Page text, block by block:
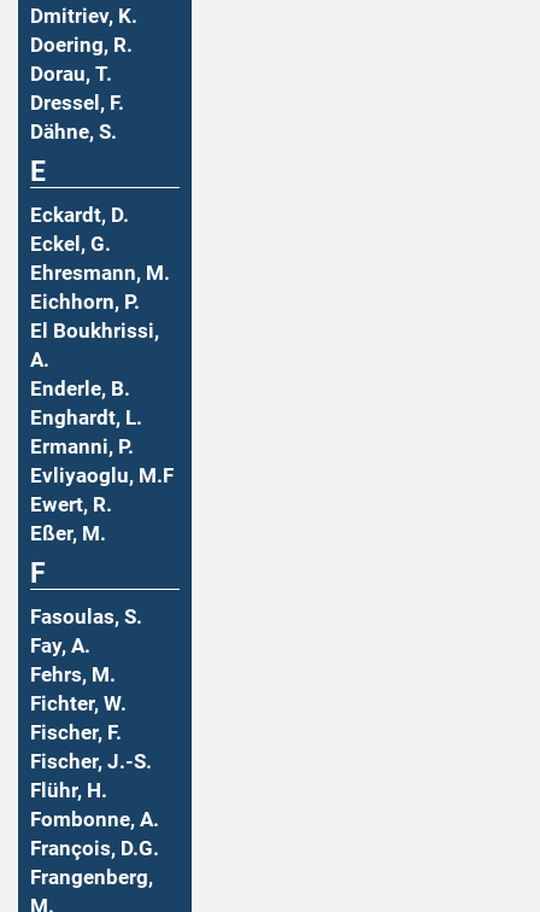
Dmitriev, K.
Doering, R.
Dorau, T.
Dressel, F.
Dähne, S.
E
Eckardt, D.
Eckel, G.
Ehresmann, M.
Eichhorn, P.
El Boukhrissi,
A.
Enderle, B.
Enghardt, L.
Ermanni, P.
Evliyaoglu, M.F
Ewert, R.
Eßer, M.
F
Fasoulas, S.
Fay, A.
Fehrs, M.
Fichter, W.
Fischer, F.
Fischer, J.-S.
Flühr, H.
Fombonne, A.
François, D.G.
Frangenberg,
M.